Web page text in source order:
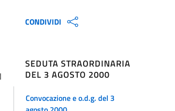
CONDIVIDI
SEDUTA STRAORDINARIA
DEL 3 AGOSTO 2000
Convocazione e o.d.g. del 3